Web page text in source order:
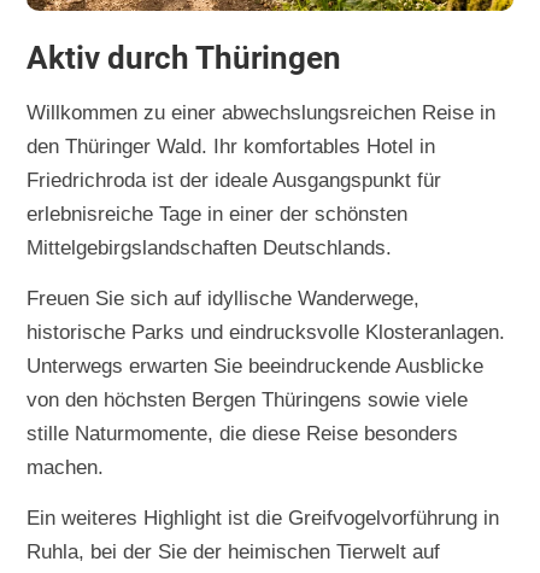
Aktiv durch Thüringen
Willkommen zu einer abwechslungsreichen Reise in
den Thüringer Wald. Ihr komfortables Hotel in
Friedrichroda ist der ideale Ausgangspunkt für
erlebnisreiche Tage in einer der schönsten
Mittelgebirgslandschaften Deutschlands.
Freuen Sie sich auf idyllische Wanderwege,
historische Parks und eindrucksvolle Klosteranlagen.
Unterwegs erwarten Sie beeindruckende Ausblicke
von den höchsten Bergen Thüringens sowie viele
stille Naturmomente, die diese Reise besonders
machen.
Ein weiteres Highlight ist die Greifvogelvorführung in
Ruhla, bei der Sie der heimischen Tierwelt auf